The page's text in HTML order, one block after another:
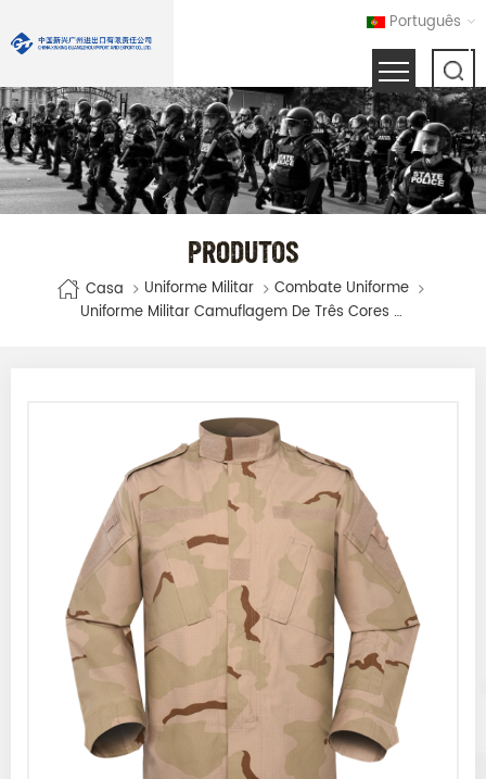
Português
PRODUTOS
Casa Uniforme Militar
Combate Uniforme
Uniforme Militar Camuflagem De Três Cores Para O Deserto